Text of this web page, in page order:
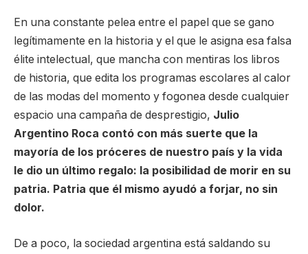
En una constante pelea entre el papel que se gano
legítimamente en la historia y el que le asigna esa falsa
élite intelectual, que mancha con mentiras los libros
de historia, que edita los programas escolares al calor
de las modas del momento y fogonea desde cualquier
espacio una campaña de desprestigio, Julio
Argentino Roca contó con más suerte que la
mayoría de los próceres de nuestro país y la vida
le dio un último regalo: la posibilidad de morir en su
patria. Patria que él mismo ayudó a forjar, no sin
dolor.
De a poco, la sociedad argentina está saldando su